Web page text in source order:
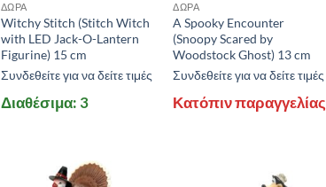
ΔΩΡΑ
Witchy Stitch (Stitch Witch
with LED Jack-O-Lantern
Figurine) 15 cm
Συνδεθείτε για να δείτε τιμές
Διαθέσιμα: 3
ΔΩΡΑ
A Spooky Encounter
(Snoopy Scared by
Woodstock Ghost) 13 cm
Συνδεθείτε για να δείτε τιμές
Κατόπιν παραγγελίας